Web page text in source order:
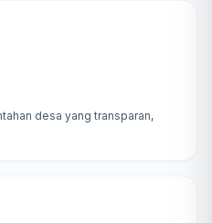
desa yang transparan,